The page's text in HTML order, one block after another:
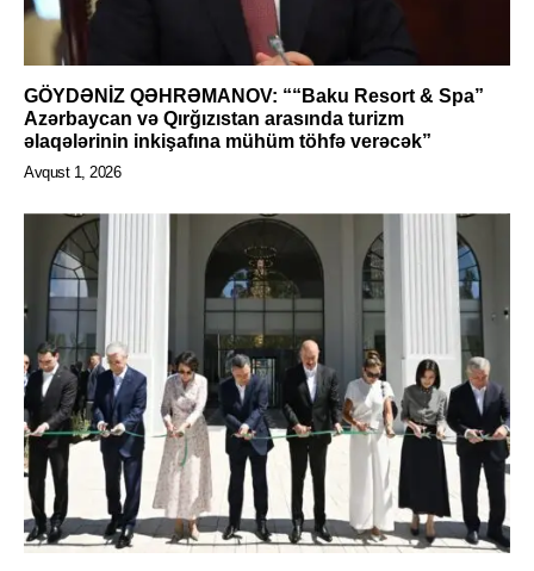
GÖYDƏNİZ QƏHRƏMANOV: ““Baku Resort & Spa”
Azərbaycan və Qırğızıstan arasında turizm
əlaqələrinin inkişafına mühüm töhfə verəcək”
Avqust 1, 2026